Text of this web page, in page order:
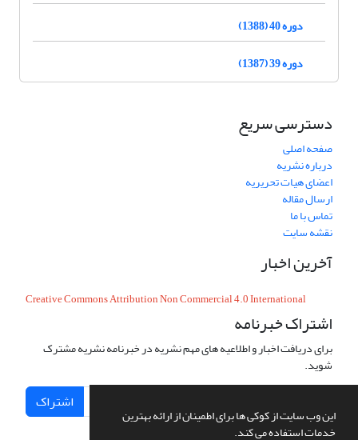
این وب سایت از کوکی ها برای اطمینان از ارائه بهترین
خدمات استفاده می کند.
دوره 40 (1388)
دوره 39 (1387)
دسترسی سریع
صفحه اصلی
درباره نشریه
اعضای هیات تحریریه
ارسال مقاله
تماس با ما
نقشه سایت
آخرین اخبار
Creative Commons Attribution Non Commercial 4.0 International
اشتراک خبرنامه
برای دریافت اخبار و اطلاعیه های مهم نشریه در خبرنامه نشریه مشترک
شوید.
اشتراک